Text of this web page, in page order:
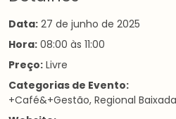
Data: 27 de junho de 2025
Hora: 08:00 às 11:00
Preço: Livre
Categorias de Evento:
+Café&+Gestão, Regional